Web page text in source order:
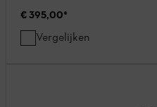
€ 395,00*
Vergelijken